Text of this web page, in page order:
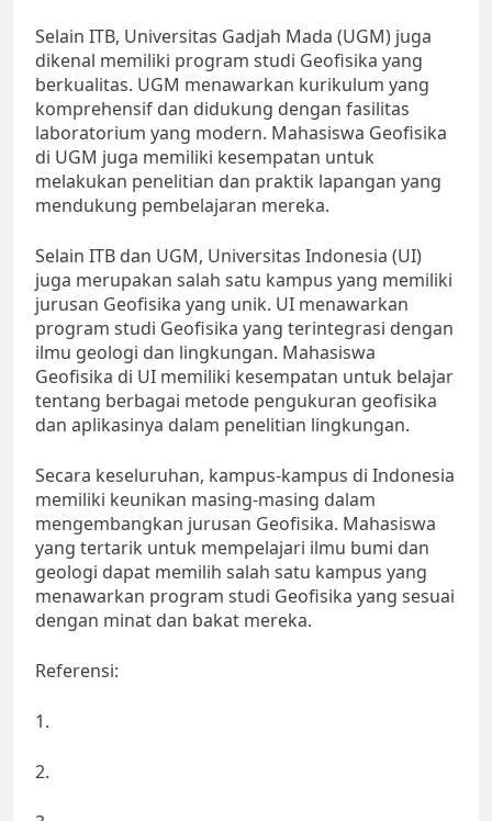
Selain ITB, Universitas Gadjah Mada (UGM) juga
dikenal memiliki program studi Geofisika yang
berkualitas. UGM menawarkan kurikulum yang
komprehensif dan didukung dengan fasilitas
laboratorium yang modern. Mahasiswa Geofisika
di UGM juga memiliki kesempatan untuk
melakukan penelitian dan praktik lapangan yang
mendukung pembelajaran mereka.
Selain ITB dan UGM, Universitas Indonesia (UI)
juga merupakan salah satu kampus yang memiliki
jurusan Geofisika yang unik. UI menawarkan
program studi Geofisika yang terintegrasi dengan
ilmu geologi dan lingkungan. Mahasiswa
Geofisika di UI memiliki kesempatan untuk belajar
tentang berbagai metode pengukuran geofisika
dan aplikasinya dalam penelitian lingkungan.
Secara keseluruhan, kampus-kampus di Indonesia
memiliki keunikan masing-masing dalam
mengembangkan jurusan Geofisika. Mahasiswa
yang tertarik untuk mempelajari ilmu bumi dan
geologi dapat memilih salah satu kampus yang
menawarkan program studi Geofisika yang sesuai
dengan minat dan bakat mereka.
Referensi:
1.
2.